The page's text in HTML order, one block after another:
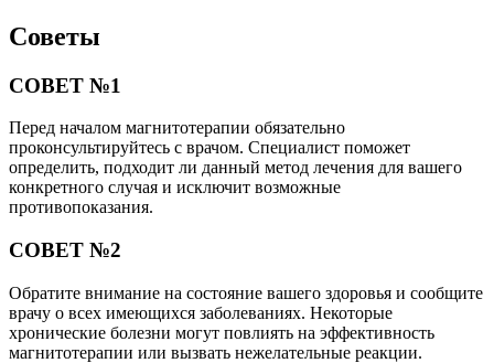
Советы
СОВЕТ №1
Перед началом магнитотерапии обязательно
проконсультируйтесь с врачом. Специалист поможет
определить, подходит ли данный метод лечения для вашего
конкретного случая и исключит возможные
противопоказания.
СОВЕТ №2
Обратите внимание на состояние вашего здоровья и сообщите
врачу о всех имеющихся заболеваниях. Некоторые
хронические болезни могут повлиять на эффективность
магнитотерапии или вызвать нежелательные реакции.